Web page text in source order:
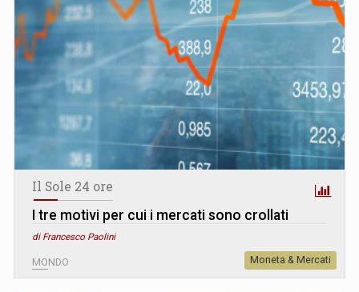
Il Sole 24 ore
I tre motivi per cui i mercati sono crollati
di Francesco Paolini
MONDO Moneta & Mercati